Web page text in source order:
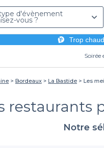
d'évènement
vous ?
Trop
Soirée
Bordeaux La Bastide Les
restaurants
Notre